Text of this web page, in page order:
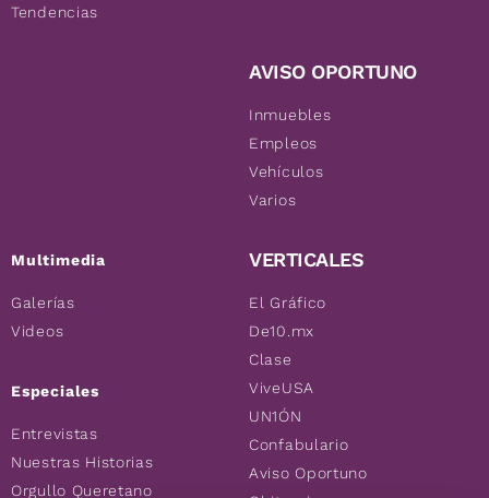
Tendencias
Multimedia
Galerías
Videos
Especiales
Entrevistas
Nuestras Historias
Orgullo Queretano
AVISO OPORTUNO
Inmuebles
Empleos
Vehículos
Varios
VERTICALES
El Gráfico
De10.mx
Clase
ViveUSA
UN1ÓN
Confabulario
Aviso Oportuno